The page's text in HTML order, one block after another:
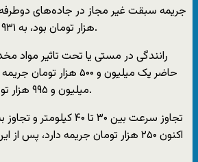
هزار تومان بود، به ۹۳۱ هزار تومان خواهد رسید.
رانندگی در مستی یا تحت تاثیر مواد
حاضر یک میلیون و ۵۰۰
میلیون و ۹۹۵ هزار تومان افزایش خواهد یافت.
تجاوز سرعت بین ۳۰ تا ۴۰